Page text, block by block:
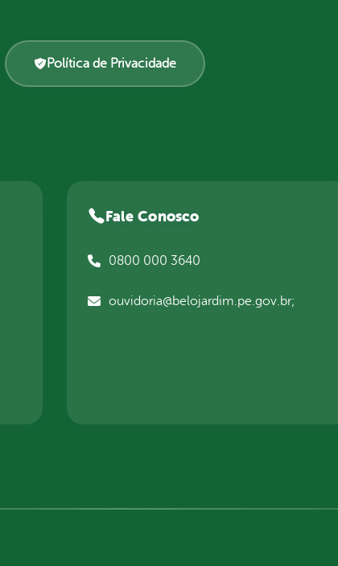
Política de Privacidade
Fale Conosco
0800 000 3640
ouvidoria@belojardim.pe.gov.br;